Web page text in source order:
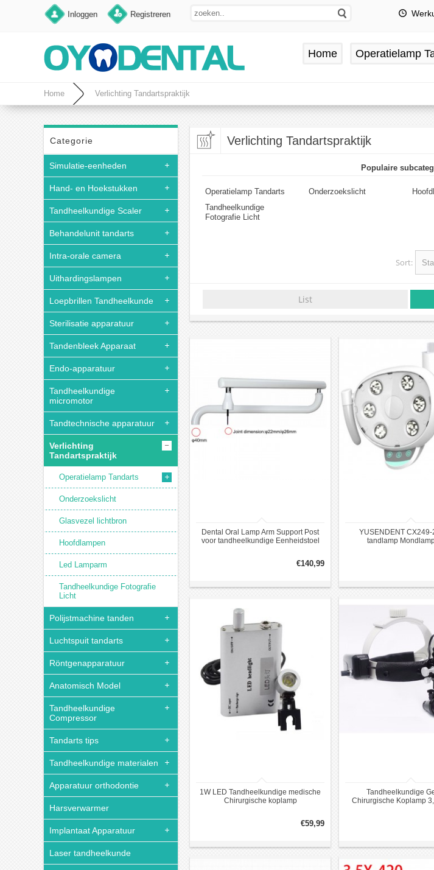
Inloggen Registreren
Home Operatielamp
Home Verlichting Tandartspraktijk
Categorie
Simulatie-eenheden
Hand- en Hoekstukken
Tandheelkundige Scaler
Behandelunit tandarts
Intra-orale camera
Uithardingslampen
Loepbrillen Tandheelkunde
Sterilisatie apparatuur
Tandenbleek Apparaat
Endo-apparatuur
Tandheelkundige
micromotor
Tandtechnische apparatuur
Verlichting
Tandartspraktijk
Operatielamp Tandarts
Onderzoekslicht
Glasvezel lichtbron
Hoofdlampen
Led Lamparm
Tandheelkundige Fotografie
Licht
Polijstmachine tanden
Luchtspuit tandarts
Röntgenapparatuur
Anatomisch Model
Tandheelkundige
Compressor
Tandarts tips
Tandheelkundige materialen
Apparatuur orthodontie
Harsverwarmer
Implantaat Apparatuur
Laser tandheelkunde
Verlichting Tandartspraktijk
Populaire
Operatielamp Tandarts Onderzoekslicht
Tandheelkundige
Fotografie Licht
Sort:
List
Dental Oral Lamp Arm Support Post
voor tandheelkundige Eenheidstoel
€140,99
YUSENDENT
tandlamp
1W LED Tandheelkundige medische
Chirurgische koplamp
€59,99
Tandheelkundige
Chirurgische Koplamp